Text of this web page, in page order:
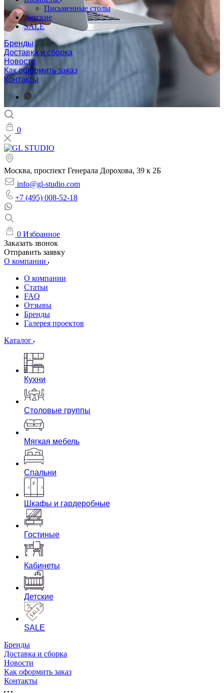
Письменные столы
Детские
SALE
Бренды
Доставка и сборка
Новости
Как оформить заказ
Контакты
0
Москва, проспект Генерала Дорохова, 39 к 2Б
info@gl-studio.com
+7 (495) 008-52-18
0 Избранное
Заказать звонок
Отправить заявку
О компании
О компании
Статьи
FAQ
Отзывы
Бренды
Галерея проектов
Каталог
Кухни
Столовые группы
Мягкая мебель
Спальни
Шкафы и гардеробные
Гостиные
Кабинеты
Детские
SALE
Бренды
Доставка и сборка
Новости
Как оформить заказ
Контакты